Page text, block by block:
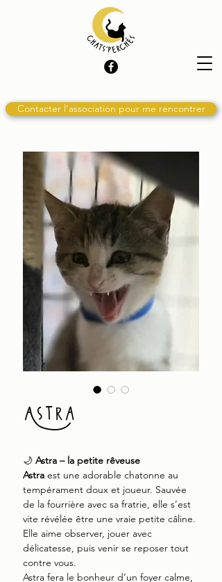
Contacter l'association pour me rencontrer
Astra
🌙 Astra – la petite rêveuse
Astra est une adorable chatonne au
tempérament doux et joueur. Sauvée
de la fourrière avec sa fratrie, elle s’est
vite révélée être une vraie petite câline.
Elle aime observer, jouer avec
délicatesse, puis venir se reposer tout
contre vous.
Astra fera le bonheur d’un foyer calme,